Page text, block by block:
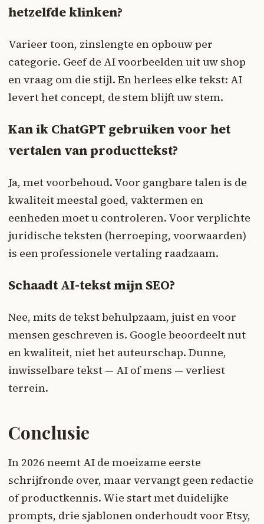
hetzelfde klinken?
Varieer toon, zinslengte en opbouw per
categorie. Geef de AI voorbeelden uit uw shop
en vraag om die stijl. En herlees elke tekst: AI
levert het concept, de stem blijft uw stem.
Kan ik ChatGPT gebruiken voor het
vertalen van producttekst?
Ja, met voorbehoud. Voor gangbare talen is de
kwaliteit meestal goed, vaktermen en
eenheden moet u controleren. Voor verplichte
juridische teksten (herroeping, voorwaarden)
is een professionele vertaling raadzaam.
Schaadt AI-tekst mijn SEO?
Nee, mits de tekst behulpzaam, juist en voor
mensen geschreven is. Google beoordeelt nut
en kwaliteit, niet het auteurschap. Dunne,
inwisselbare tekst — AI of mens — verliest
terrein.
Conclusie
In 2026 neemt AI de moeizame eerste
schrijfronde over, maar vervangt geen redactie
of productkennis. Wie start met duidelijke
prompts, drie sjablonen onderhoudt voor Etsy,